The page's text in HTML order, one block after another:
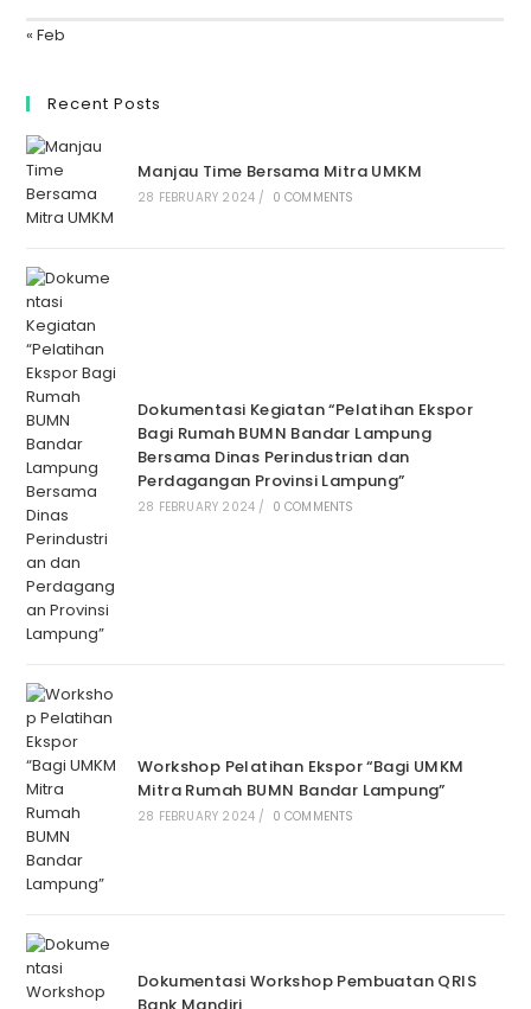
« Feb
Recent Posts
Manjau Time Bersama Mitra UMKM
28 FEBRUARY 2024 / 0 COMMENTS
Dokumentasi Kegiatan “Pelatihan Ekspor
Bagi Rumah BUMN Bandar Lampung
Bersama Dinas Perindustrian dan
Perdagangan Provinsi Lampung”
28 FEBRUARY 2024 / 0 COMMENTS
Workshop Pelatihan Ekspor “Bagi UMKM
Mitra Rumah BUMN Bandar Lampung”
28 FEBRUARY 2024 / 0 COMMENTS
Dokumentasi Workshop Pembuatan QRIS